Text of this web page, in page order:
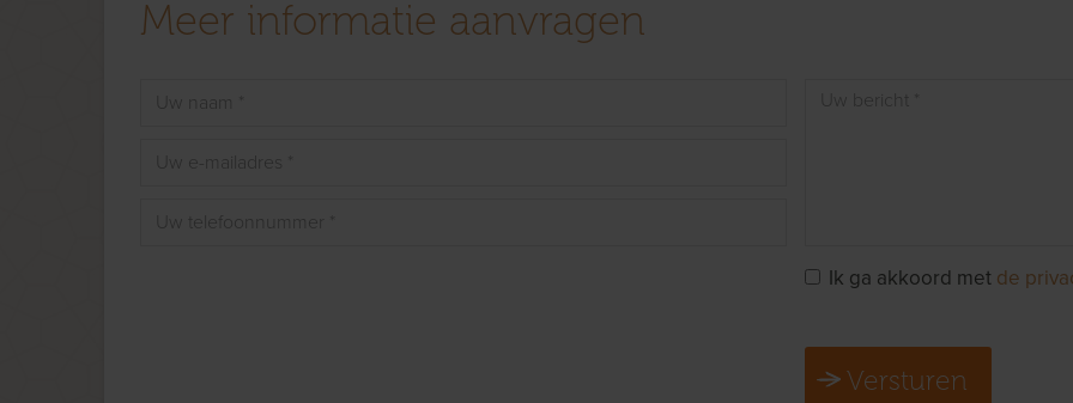
Meer informatie aanvragen
Ik ga akkoord met de
Versturen